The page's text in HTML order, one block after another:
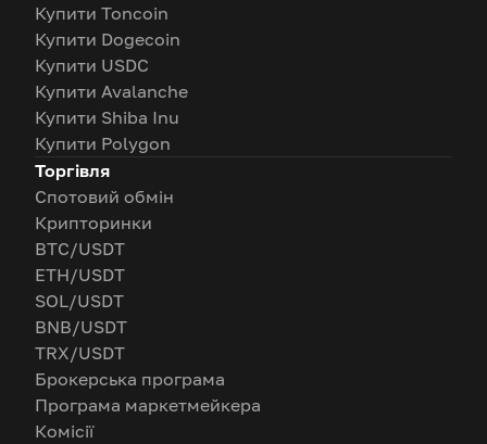
Купити Toncoin
Купити Dogecoin
Купити USDC
Купити Avalanche
Купити Shiba Inu
Купити Polygon
Торгівля
Спотовий обмін
Крипторинки
BTC/USDT
ETH/USDT
SOL/USDT
BNB/USDT
TRX/USDT
Брокерська програма
Програма маркетмейкера
Комісії